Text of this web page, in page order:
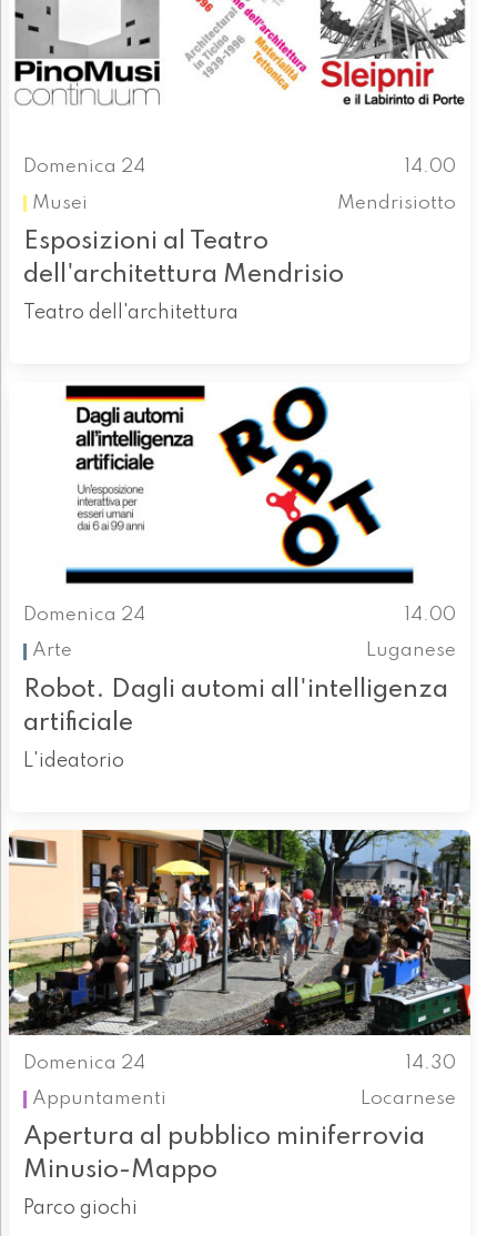
Domenica 24
14.00
Musei
Mendrisiotto
Esposizioni al Teatro
dell'architettura Mendrisio
Teatro dell'architettura
Domenica 24
14.00
Arte
Luganese
Robot. Dagli automi all'intelligenza
artificiale
L'ideatorio
Domenica 24
14.30
Appuntamenti
Locarnese
Apertura al pubblico miniferrovia
Minusio-Mappo
Parco giochi